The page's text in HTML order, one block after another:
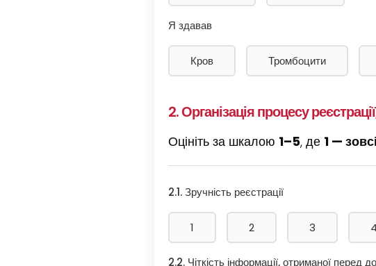
Я здавав
Кров Тромбоцити
2. Організація процесу
Оцініть за шкалою 1–5, де 1 —
2.1. Зручність реєстрації
1 2 3 4
2.2. Чіткість інформації, отриманої перед